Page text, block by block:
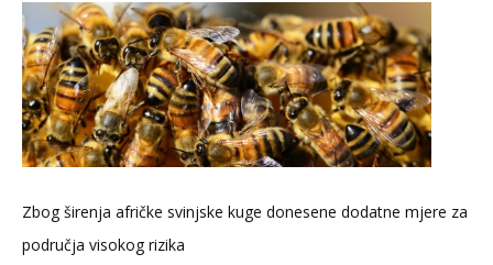
Zbog širenja afričke svinjske kuge donesene dodatne mjere za
područja visokog rizika